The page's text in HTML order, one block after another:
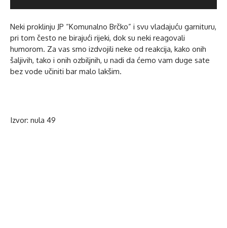
Neki proklinju JP “Komunalno Brčko” i svu vladajuću garnituru,
pri tom često ne birajući rijeki, dok su neki reagovali
humorom. Za vas smo izdvojili neke od reakcija, kako onih
šaljivih, tako i onih ozbiljnih, u nadi da ćemo vam duge sate
bez vode učiniti bar malo lakšim.
Izvor: nula 49